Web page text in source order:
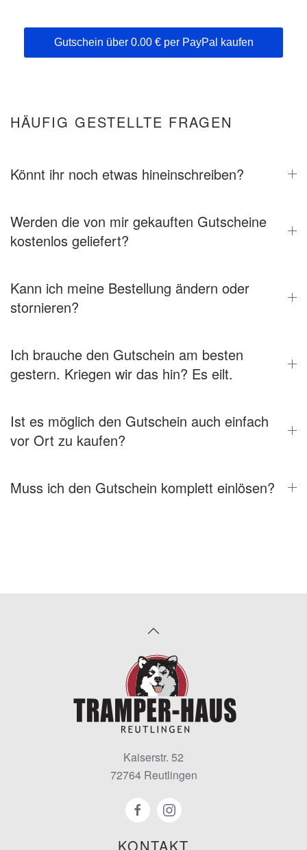
Gutschein über 0.00€ per PayPal kaufen
HÄUFIG GESTELLTE FRAGEN
Könnt ihr noch etwas hineinschreiben?
Werden die von mir gekauften Gutscheine
kostenlos geliefert?
Kann ich meine Bestellung ändern oder
stornieren?
Ich brauche den Gutschein am besten
gestern. Kriegen wir das hin? Es eilt.
Ist es möglich den Gutschein auch einfach
vor Ort zu kaufen?
Muss ich den Gutschein komplett einlösen?
KONTAKT
Kaiserstr. 52
72764 Reutlingen